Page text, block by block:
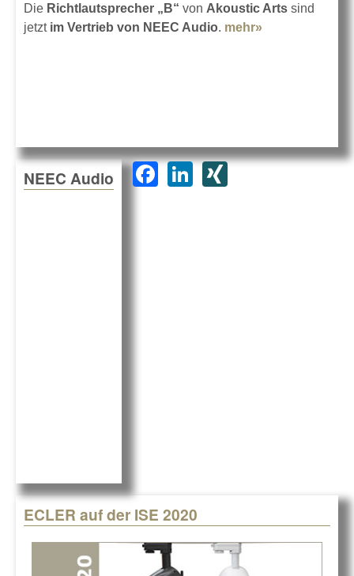
Die Richtlautsprecher „B“ von Akoustic Arts sind
jetztim Vertrieb von NEEC Audio. mehr»
NEEC Audio
ECLER auf der ISE 2020
F
Li XI